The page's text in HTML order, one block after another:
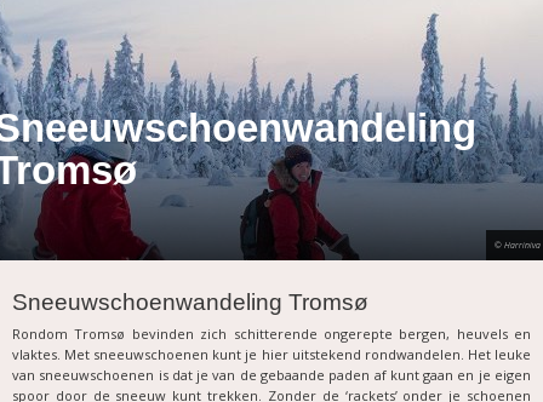
© Harriniva
Sneeuwschoenwandeling Tromsø
Rondom Tromsø bevinden zich schitterende ongerepte bergen, heuvels en
vlaktes. Met sneeuwschoenen kunt je hier uitstekend rondwandelen. Het leuke
van sneeuwschoenen is dat je van de gebaande paden af kunt gaan en je eigen
spoor door de sneeuw kunt trekken. Zonder de ‘rackets’ onder je schoenen